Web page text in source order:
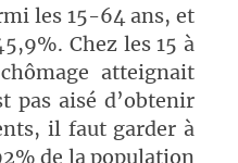
les 15-64 ans, et
Chez les 15 à
atteignait
pas aisé d’obtenir
il faut garder à
de la population